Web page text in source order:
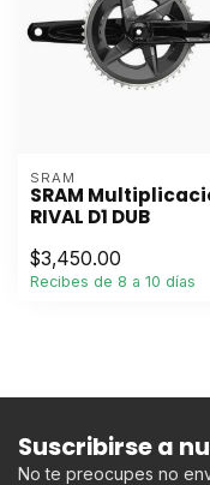
SRAM
SRAM
RIVAL D1 DUB
$3,450.00
Recibes de 8 a 10 días
Suscribirse a
No te preocupes no